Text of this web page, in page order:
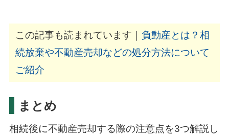
この記事も読まれています｜ 負動産とは？相
続放棄や不動産売却などの処分方法について
ご紹介
まとめ
相続後に不動産売却する際の注意点を3つ解説し